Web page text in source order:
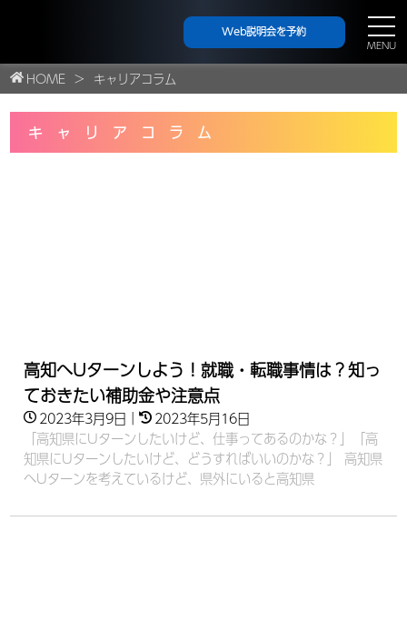
Web説明会を予約
MENU
HOME キャリアコラム
キャリアコラム
高知へUターンしよう！就職・転職事情は？知っ
ておきたい補助金や注意点
2023年3月9日 ｜
2023年5月16日
「高知県にUターンしたいけど、仕事ってあるのかな？」「高
知県にUターンしたいけど、どうすればいいのかな？」 高知県
へUターンを考えているけど、県外にいると高知県